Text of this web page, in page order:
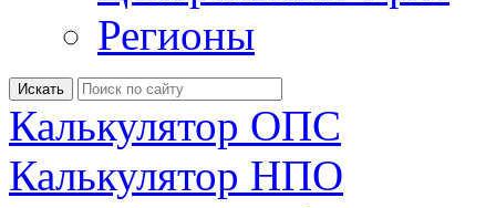
Регионы
Калькулятор ОПС
Калькулятор НПО